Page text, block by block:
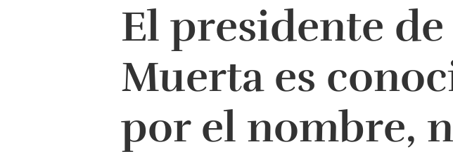
El presidente de
Muerta es
por el nombre,